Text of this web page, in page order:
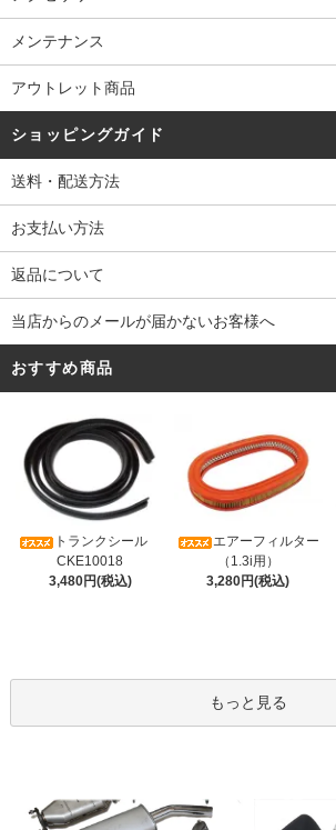
メンテナンス
アウトレット商品
ショッピングガイド
送料・配送方法
お支払い方法
返品について
当店からのメールが届かないお客様へ
おすすめ商品
トランクシール
CKE10018
3,480円(税込)
エアーフィルター
（1.3i用）
3,280円(税込)
もっと見る